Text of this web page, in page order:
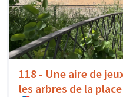
118 - Une aire de
les arbres de la